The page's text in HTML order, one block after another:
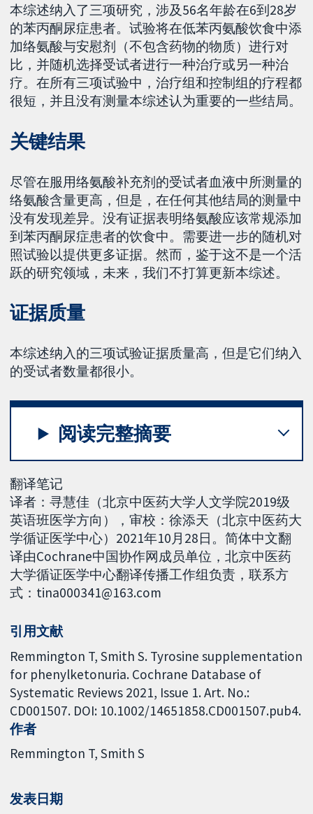
本综述纳入了三项研究，涉及56名年龄在6到28岁
的苯丙酮尿症患者。试验将在低苯丙氨酸饮食中添
加络氨酸与安慰剂（不包含药物的物质）进行对
比，并随机选择受试者进行一种治疗或另一种治
疗。在所有三项试验中，治疗组和控制组的疗程都
很短，并且没有测量本综述认为重要的一些结局。
关键结果
尽管在服用络氨酸补充剂的受试者血液中所测量的
络氨酸含量更高，但是，在任何其他结局的测量中
没有发现差异。没有证据表明络氨酸应该常规添加
到苯丙酮尿症患者的饮食中。需要进一步的随机对
照试验以提供更多证据。然而，鉴于这不是一个活
跃的研究领域，未来，我们不打算更新本综述。
证据质量
本综述纳入的三项试验证据质量高，但是它们纳入
的受试者数量都很小。
阅读完整摘要
翻译笔记
译者：寻慧佳（北京中医药大学人文学院2019级
英语班医学方向），审校：徐添天（北京中医药大
学循证医学中心）2021年10月28日。简体中文翻
译由Cochrane中国协作网成员单位，北京中医药
大学循证医学中心翻译传播工作组负责，联系方
式：tina000341@163.com
引用文献
Remmington T, Smith S. Tyrosine supplementation
for phenylketonuria. Cochrane Database of
Systematic Reviews 2021, Issue 1. Art. No.:
CD001507. DOI: 10.1002/14651858.CD001507.pub4.
作者
Remmington T Smith S
发表日期